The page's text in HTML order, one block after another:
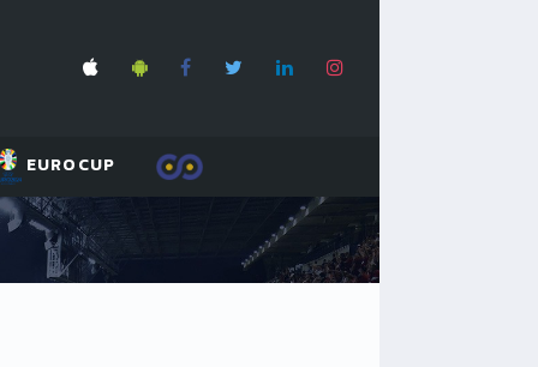
EUROCUP